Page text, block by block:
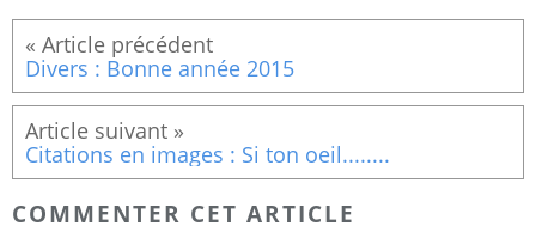
Divers : Bonne année 2015
Citations en images : Si ton oeil........
COMMENTER CET ARTICLE